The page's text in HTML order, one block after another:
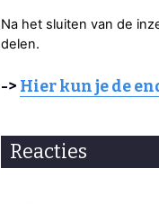
Na het sluiten van de
delen.
-> Hier kun je de
Reacties